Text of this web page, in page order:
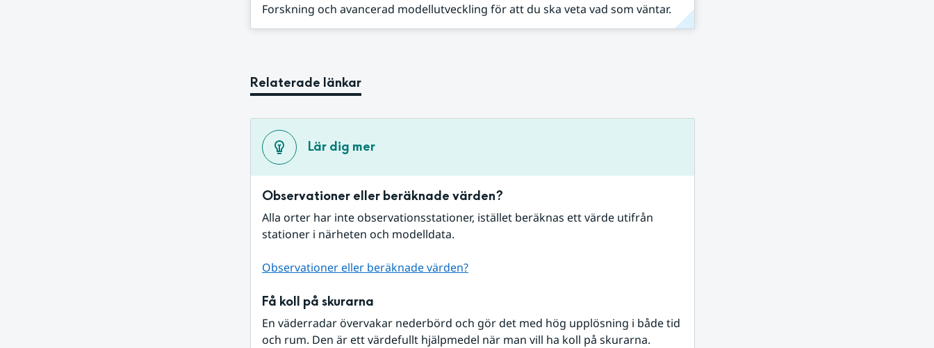
Forskning och avancerad modellutveckling för att du ska veta vad som väntar.
Relaterade länkar
Lär dig mer
Observationer eller beräknade värden?
Alla orter har inte observationsstationer, istället beräknas ett värde utifrån
stationer i närheten och modelldata.
Observationer eller beräknade värden?
Få koll på skurarna
En väderradar övervakar nederbörd och gör det med hög upplösning i både tid
och rum. Den är ett värdefullt hjälpmedel när man vill ha koll på skurarna.